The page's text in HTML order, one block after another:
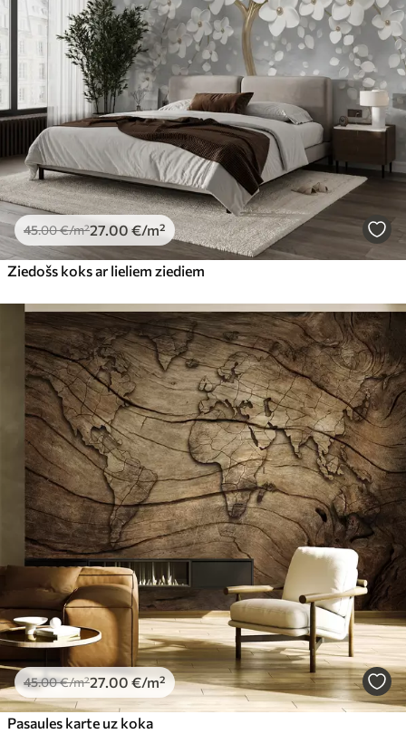
45.00€/m²27.00 €/m²
Ziedošs koks ar lieliem ziediem
45.00€/m²27.00 €/m²
Pasaules karte uz koka